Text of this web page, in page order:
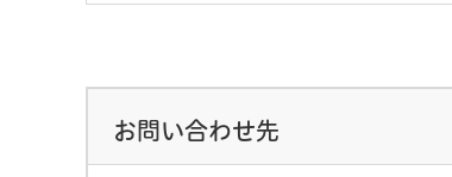
お問い合わせ先